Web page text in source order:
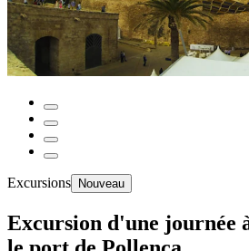
Excursions Nouveau
Excursion d'une journée